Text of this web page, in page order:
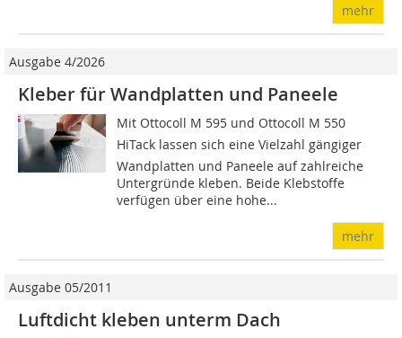
mehr
Ausgabe 4/2026
Kleber für Wandplatten und Paneele
Mit Ottocoll M 595 und Ottocoll M 550
HiTack lassen sich eine Vielzahl gängiger
Wandplatten und Paneele auf zahlreiche
Untergründe kleben. Beide Klebstoffe
verfügen über eine hohe...
mehr
Ausgabe 05/2011
Luftdicht kleben unterm Dach